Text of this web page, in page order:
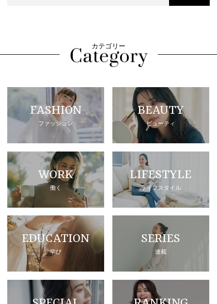
カテゴリー
FASHION
ファッション
BEAUTY
ビューティ
WORK
働く
LIFESTYLE
ライフスタイル
EDUCATION
学び
SERIES
連載